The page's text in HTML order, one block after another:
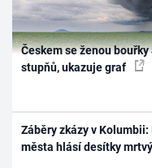
Českem se ženou
stupňů, ukazuje graf
Záběry zkázy v
města hlásí desítky